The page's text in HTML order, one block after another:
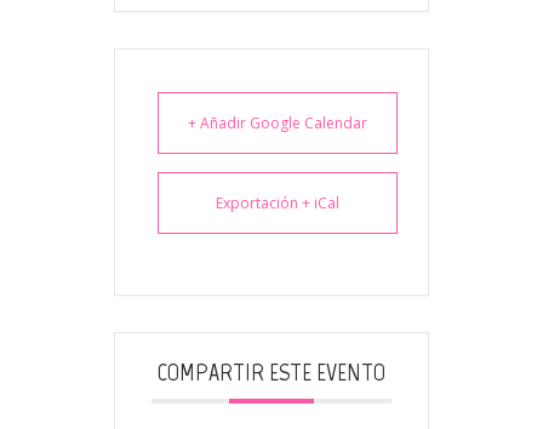
+ Añadir Google Calendar
Exportación + iCal
COMPARTIR ESTE EVENTO